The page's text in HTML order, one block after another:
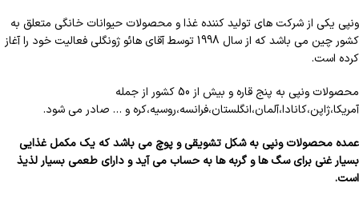
ونپی یکی از شرکت های تولید کننده غذا و محصولات حیوانات خانگی متعلق به
کشور چین می باشد که از سال 1998 توسط آقای هائو ژونگلی فعالیت خود را آغاز
کرده است.
محصولات ونپی به پنج قاره و بیش از 50 کشور از جمله
آمریکا،ژاپن،کانادا،آلمان،انگلستان،فرانسه،روسیه،کره و … صادر می شود.
عمده محصولات ونپی به شکل تشویقی و پوچ می باشد که یک مکمل غذایی
بسیار غنی برای سگ ها و گربه ها به حساب می آید و دارای طعمی بسیار لذیذ
است.